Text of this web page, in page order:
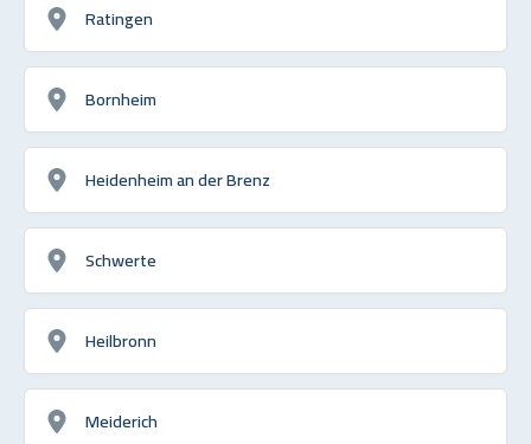
Ratingen
Bornheim
Heidenheim an der Brenz
Schwerte
Heilbronn
Meiderich